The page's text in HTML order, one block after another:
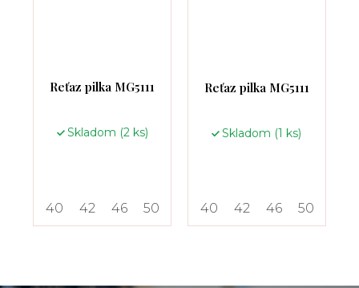
Reťaz pilka MG5111
Skladom (2 ks)
40 42 46 50
Reťaz pilka MG5111
Skladom (1 ks)
40 42 46 50